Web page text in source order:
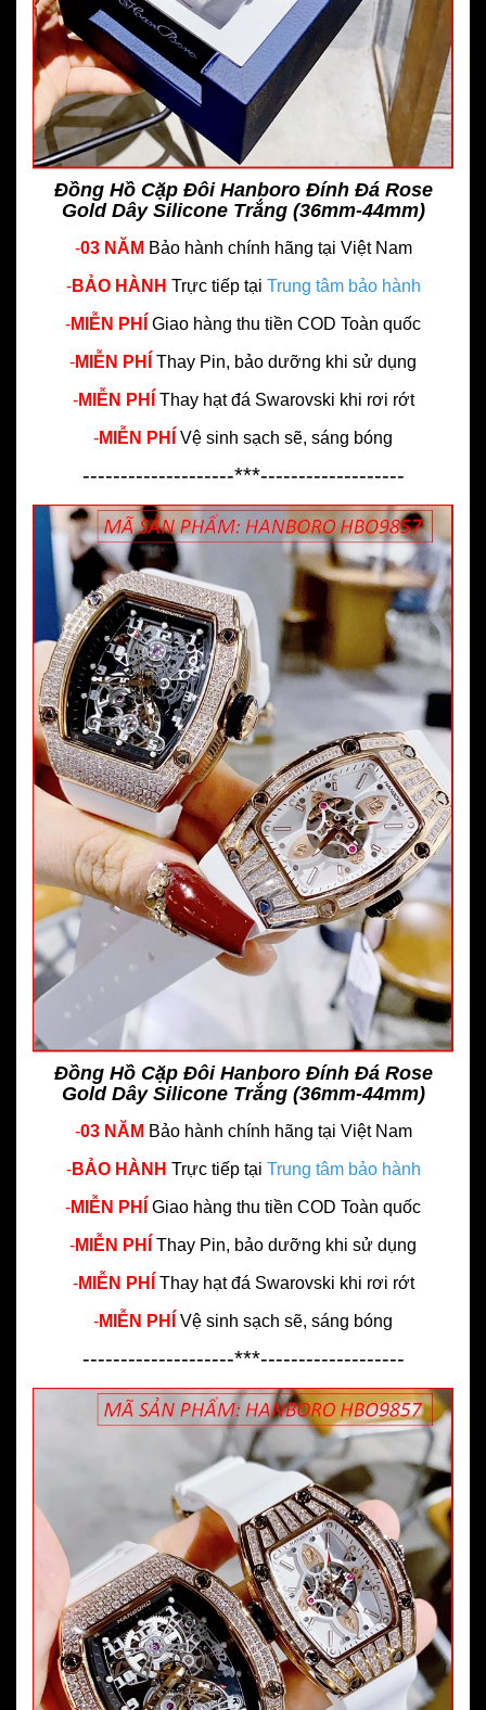
Đồng Hồ Cặp Đôi Hanboro Đính Đá Rose
Gold Dây Silicone Trắng (36mm-44mm)
-03 NĂM Bảo hành chính hãng tại Việt Nam
-BẢO HÀNH Trực tiếp tại Trung tâm bảo hành
-MIỄN PHÍ Giao hàng thu tiền COD Toàn quốc
-MIỄN PHÍ Thay Pin, bảo dưỡng khi sử dụng
-MIỄN PHÍ Thay hạt đá Swarovski khi rơi rớt
-MIỄN PHÍ Vệ sinh sạch sẽ, sáng bóng
--------------------***-------------------
Đồng Hồ Cặp Đôi Hanboro Đính Đá Rose
Gold Dây Silicone Trắng (36mm-44mm)
-03 NĂM Bảo hành chính hãng tại Việt Nam
-BẢO HÀNH Trực tiếp tại Trung tâm bảo hành
-MIỄN PHÍ Giao hàng thu tiền COD Toàn quốc
-MIỄN PHÍ Thay Pin, bảo dưỡng khi sử dụng
-MIỄN PHÍ Thay hạt đá Swarovski khi rơi rớt
-MIỄN PHÍ Vệ sinh sạch sẽ, sáng bóng
--------------------***-------------------